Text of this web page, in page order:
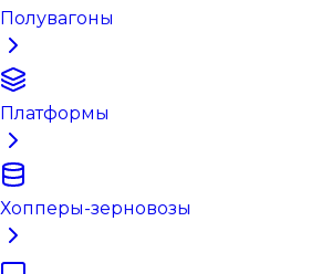
Полувагоны
Платформы
Хопперы-зерновозы